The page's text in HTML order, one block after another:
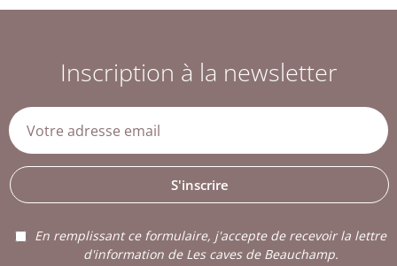
Inscription à la newsletter
S'inscrire
En remplissant ce formulaire, j'accepte de recevoir la lettre
d'information de Les caves de Beauchamp.